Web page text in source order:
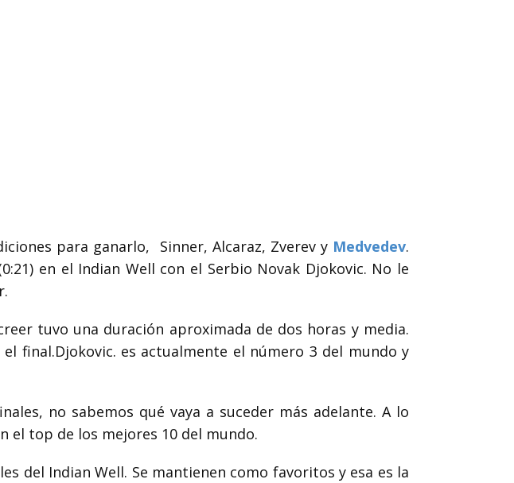
para ganarlo, Sinner, Alcaraz, Zverev yMedvedev.
en el Indian Well con el Serbio Novak Djokovic. No le
tuvo una duración aproximada de dos horas y media.
final.Djokovic. es actualmente el número 3 del mundo y
no sabemos qué vaya a suceder más adelante. A lo
el top de los mejores 10 del mundo.
del Indian Well. Se mantienen como favoritos y esa es la